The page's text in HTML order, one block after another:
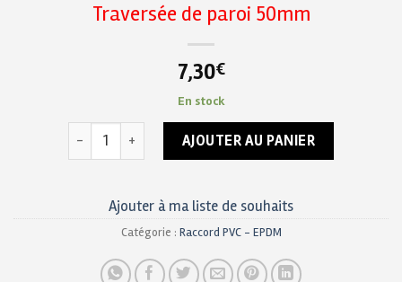
Traversée de paroi 50mm
7,30€
En stock
quantité de Traversée de paroi 50mm
AJOUTER AU PANIER
Ajouter à ma liste de souhaits
Catégorie : Raccord PVC - EPDM